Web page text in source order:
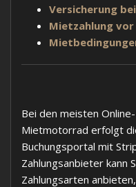
Versicherung
Mietzahlung
Bei den meisten
Mietmotorrad erfolgt
Buchungsportal mit
Zahlungsanbieter kann
Zahlungsarten